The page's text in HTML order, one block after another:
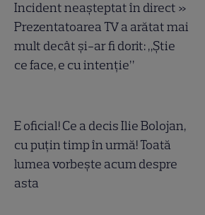
Incident neașteptat în direct »
Prezentatoarea TV a arătat mai
mult decât și-ar fi dorit: „Știe
ce face, e cu intenție”
E oficial! Ce a decis Ilie Bolojan,
cu puțin timp în urmă! Toată
lumea vorbește acum despre
asta